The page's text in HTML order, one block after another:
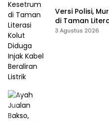
Versi Polisi,
di Taman
Beraliran Listrik
3 Agustus 2026